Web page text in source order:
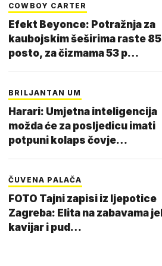
COWBOY CARTER
Efekt Beyonce: Potražnja za
kaubojskim šeširima raste 85
posto, za čizmama 53 p…
BRILJANTAN UM
Harari: Umjetna inteligencija
možda će za posljedicu imati
potpuni kolaps čovje…
ČUVENA PALAČA
FOTO Tajni zapisi iz ljepotice
Zagreba: Elita na zabavama jela
kavijar i pud…